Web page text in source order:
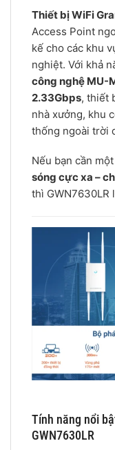
Thiết bị WiFi
Access Point
kế cho các khu
nghiệt. Với khả
công nghệ MU-
2.33Gbps, thiết
nhà xưởng, khu
thống ngoài trời
Nếu bạn cần
sóng cực xa –
thì GWN7630LR
Tính năng nổi
GWN7630LR